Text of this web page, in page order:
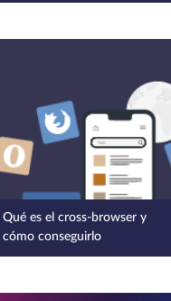
Qué es el cross-browser y
cómo conseguirlo